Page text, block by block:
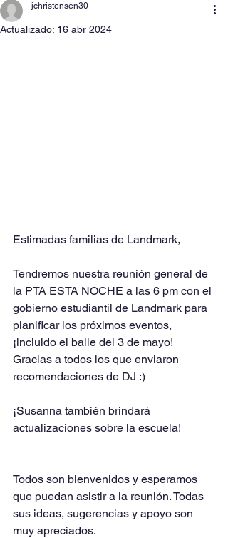
jchristensen30
Actualizado: 16 abr 2024
Estimadas familias de Landmark,
Tendremos nuestra reunión general de
la PTA ESTA NOCHE a las 6 pm con el
gobierno estudiantil de Landmark para
planificar los próximos eventos,
¡incluido el baile del 3 de mayo!
Gracias a todos los que enviaron
recomendaciones de DJ :)
¡Susanna también brindará
actualizaciones sobre la escuela!
Todos son bienvenidos y esperamos
que puedan asistir a la reunión. Todas
sus ideas, sugerencias y apoyo son
muy apreciados.